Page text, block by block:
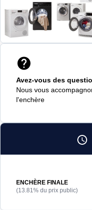
Avez-vous des
Nous vous
l'enchère
ENCHÈRE FINALE
(13.81% du prix public)